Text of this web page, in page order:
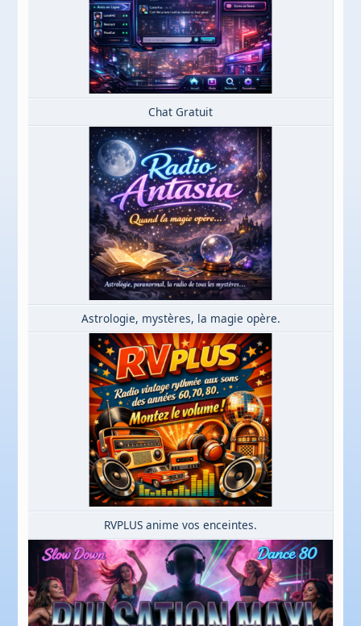
Chat Gratuit
Astrologie, mystères, la magie opère.
RVPLUS anime vos enceintes.